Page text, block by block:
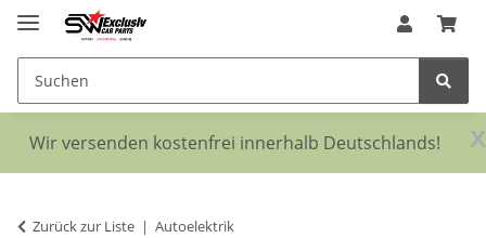
x
Wir versenden kostenfrei innerhalb Deutschlands!
Zurück zur Liste Autoelektrik